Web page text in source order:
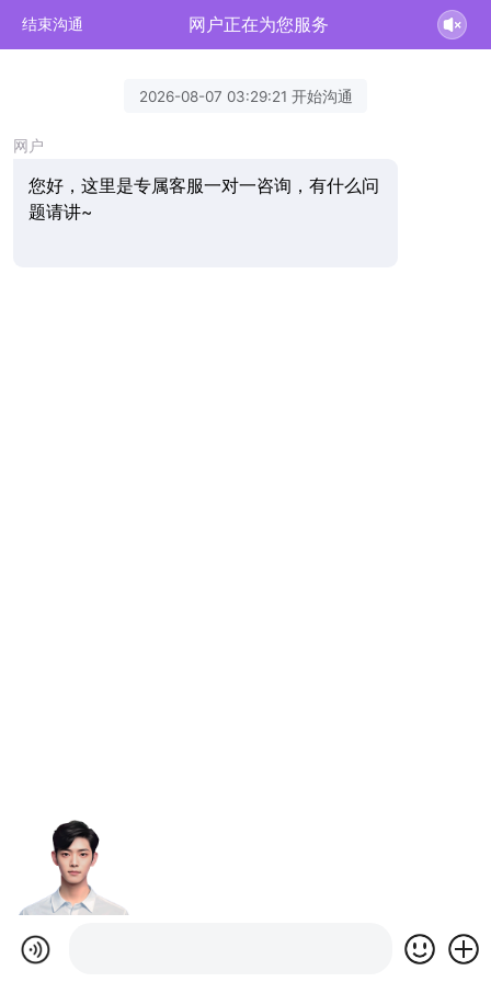
结束沟通 网户正在为您服务
2026-08-07 03:29:21 开始沟通
网户
您好，这里是专属客服一对一咨询，有什么问
题请讲~